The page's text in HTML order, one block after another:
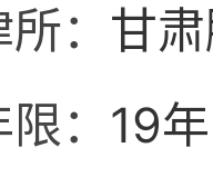
： 甘
： 19年